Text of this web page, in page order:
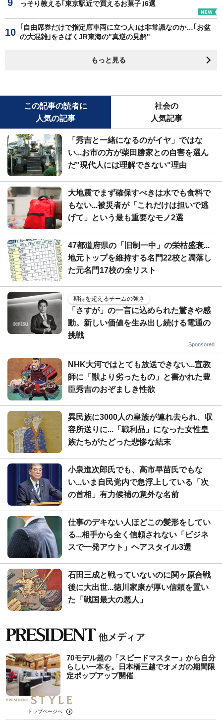
っそり教える｢東京駅近で買えるお菓子｣6選
｢自由席券だけで指定席車両に立つ人｣は非常識なのか…｢お盆
の大混雑｣をさばくJR東海の"真逆の見解"
もっと見る
この記事の読者に
人気の記事
社会の
人気記事
「秀吉と一緒になるのがイヤ」ではな
い...お市の方が柴田勝家との自害を選ん
だ"現代人には理解できない"理由
大地震でまず確保すべきは水でも食料で
もない...被災者が「これだけは担いで逃
げて」という最も重要なモノ2選
47都道府県の「旧制一中」の栄枯盛衰...
地元トップを維持する名門22校と凋落し
た元名門17校の全リスト
期待を超えるチームの強さ
「さすが」の一言に込められた驚きや感
動。新しい価値を生み出し続ける電通の
挑戦
Sponsored
NHK大河ではとても放送できない...宣教
師に「獣より劣ったもの」と書かれた豊
臣秀吉のおぞましき性欲
異民族に3000人の皇族が連れ去られ、収
容所送りに...「戦利品」になった女性皇
族たちがたどった悲惨な結末
小泉進次郎氏でも、高市早苗氏でもな
い...いま自民党内で急浮上している「次
の首相」有力候補の意外な名前
仕事のデキない人ほどこの髪形をしてい
る...相手から全く信頼されない「ビジネ
スで一発アウト」ヘアスタイル3選
石田三成と戦っていないのに関ヶ原合戦
後に大出世...徳川家康が厚い信頼を置い
た「戦国最大の悪人」
70モデル超の「スピードマスター」から自分
らしい一本を。日本橋三越でオメガの期間限
定ポップアップ開催
トップページへ